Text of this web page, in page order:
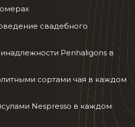
свадебного
Penhaligons в
сортами чая в каждом
Nespresso в каждом